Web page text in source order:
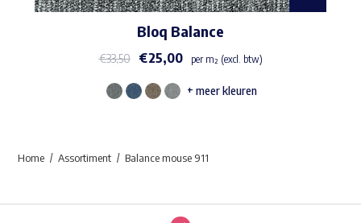
Bloq Balance
€33,50 €25,00 per m² (excl. btw)
Deze
+ meer kleuren
Home Assortiment Balance mouse 911